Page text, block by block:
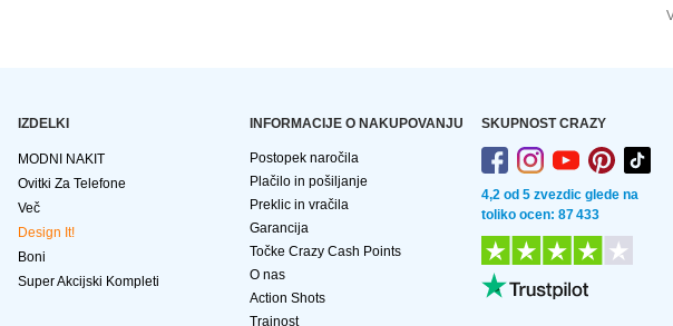
IZDELKI
MODNI NAKIT
Ovitki Za Telefone
Več
Design It!
Boni
Super Akcijski Kompleti
INFORMACIJE O NAKUPOVANJU
Postopek naročila
Plačilo in pošiljanje
Preklic in vračila
Garancija
Točke Crazy Cash Points
O nas
Action Shots
Trajnost
SKUPNOST CRAZY
4,2 od 5 zvezdic glede na
toliko ocen: 87 433